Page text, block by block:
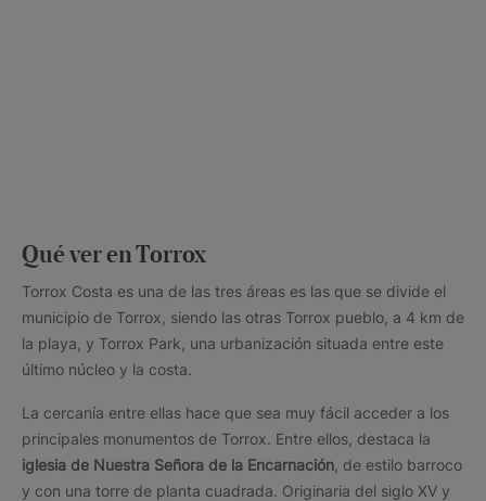
Qué ver en Torrox
Torrox Costa es una de las tres áreas es las que se divide el
municipio de Torrox, siendo las otras Torrox pueblo, a 4 km de
la playa, y Torrox Park, una urbanización situada entre este
último núcleo y la costa.
La cercanía entre ellas hace que sea muy fácil acceder a los
principales monumentos de Torrox. Entre ellos, destaca la
iglesia de Nuestra Señora de la Encarnación , de estilo barroco
y con una torre de planta cuadrada. Originaria del siglo XV y